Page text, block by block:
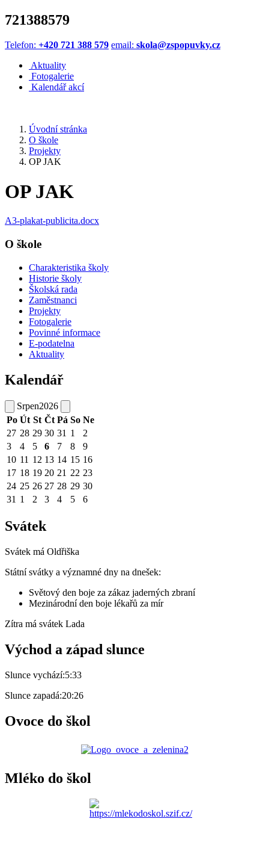
721388579
Telefon: +420 721 388 579 email: skola@zspopuvky.cz
Aktuality
Fotogalerie
Kalendář akcí
Úvodní stránka
O škole
Projekty
OP JAK
OP JAK
A3-plakat-publicita.docx
O škole
Charakteristika školy
Historie školy
Školská rada
Zaměstnanci
Projekty
Fotogalerie
Povinné informace
E-podatelna
Aktuality
Kalendář
Srpen2026
Po Út St Čt Pá So Ne
27 28 29 30 31 1
2
3
4 5 6 7 8
9
10 11 12 13 14 15 16
17 18 19 20 21 22 23
24 25 26 27 28 29 30
31 1 2 3 4 5 6
Svátek
Svátek má Oldřiška
Státní svátky a významné dny na dnešek:
Světový den boje za zákaz jaderných zbraní
Mezinárodní den boje lékařů za mír
Zítra má svátek Lada
Východ a západ slunce
Slunce vychází:5:33
Slunce zapadá:20:26
Ovoce do škol
Mléko do škol